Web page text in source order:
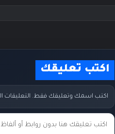
اكتب تعليقك
اكتب اسمك وتعليقك فقط. التعليقات
ت